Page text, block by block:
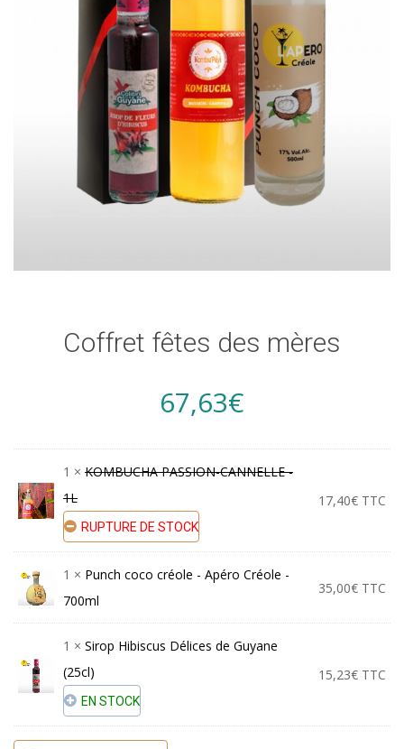
Coffret fêtes des mères
67,63€
1 × KOMBUCHA PASSION-CANNELLE -
1L
RUPTURE DE STOCK
17,40€ TTC
1 × Punch coco créole - Apéro Créole -
700ml
35,00€ TTC
1 × Sirop Hibiscus Délices de Guyane
(25cl)
EN STOCK
15,23€ TTC